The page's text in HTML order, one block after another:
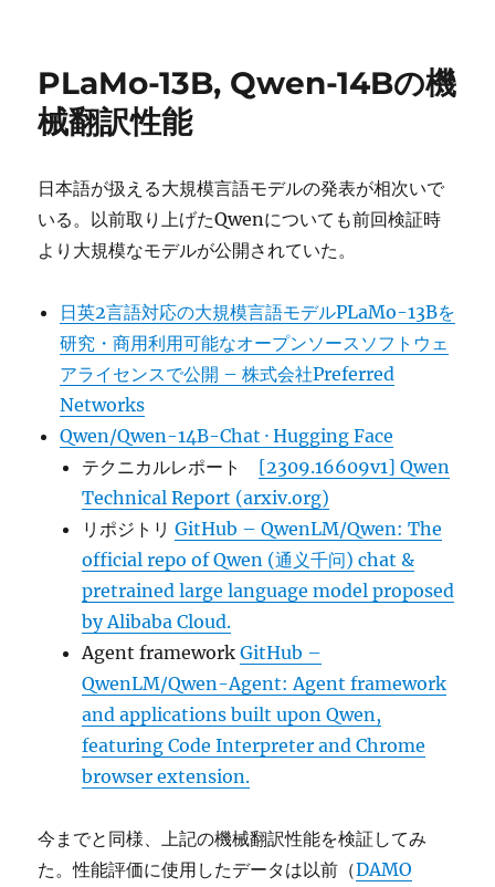
8B,
Phi-
3
gemma
2B
等
械
訳
性
能
に
PLaMo-13B, Qwen-14Bの機
械翻訳性能
日本語が扱える大規模言語モデルの発表が相次いで
いる。以前取り上げたQwenについても前回検証時
より大規模なモデルが公開されていた。
日英2言語対応の大規模言語モデルPLaMo-13Bを
研究・商用利用可能なオープンソースソフトウェ
アライセンスで公開 – 株式会社Preferred
Networks
Qwen/Qwen-14B-Chat · Hugging Face
テクニカルレポート [2309.16609v1] Qwen
Technical Report (arxiv.org)
リポジトリGitHub – QwenLM/Qwen: The
official repo of Qwen (通义千问) chat &
pretrained large language model proposed
by Alibaba Cloud.
Agent frameworkGitHub –
QwenLM/Qwen-Agent: Agent framework
and applications built upon Qwen,
featuring Code Interpreter and Chrome
browser extension.
今までと同様、上記の機械翻訳性能を検証してみ
た。性能評価に使用したデータは以前（DAMO